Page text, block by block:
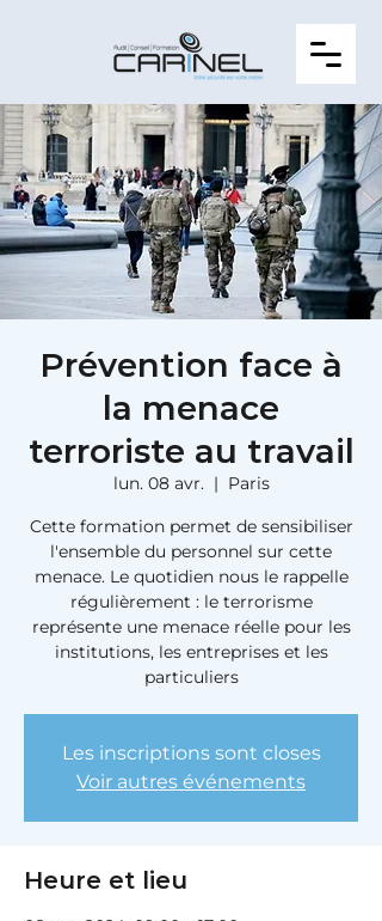
Prévention face à
la menace
terroriste au travail
lun. 08 avr.
  |
Paris
Cette formation permet de sensibiliser
l'ensemble du personnel sur cette
menace. Le quotidien nous le rappelle
régulièrement : le terrorisme
représente une menace réelle pour les
institutions, les entreprises et les
particuliers
Les inscriptions sont closes
Voir autres événements
Heure et lieu